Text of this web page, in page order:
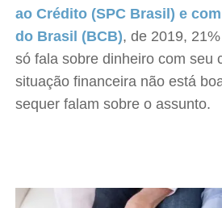
ao Crédito (SPC Brasil) e
do Brasil (BCB), de 2019,
só fala sobre dinheiro com seu
situação financeira não está
sequer falam sobre o assunto.